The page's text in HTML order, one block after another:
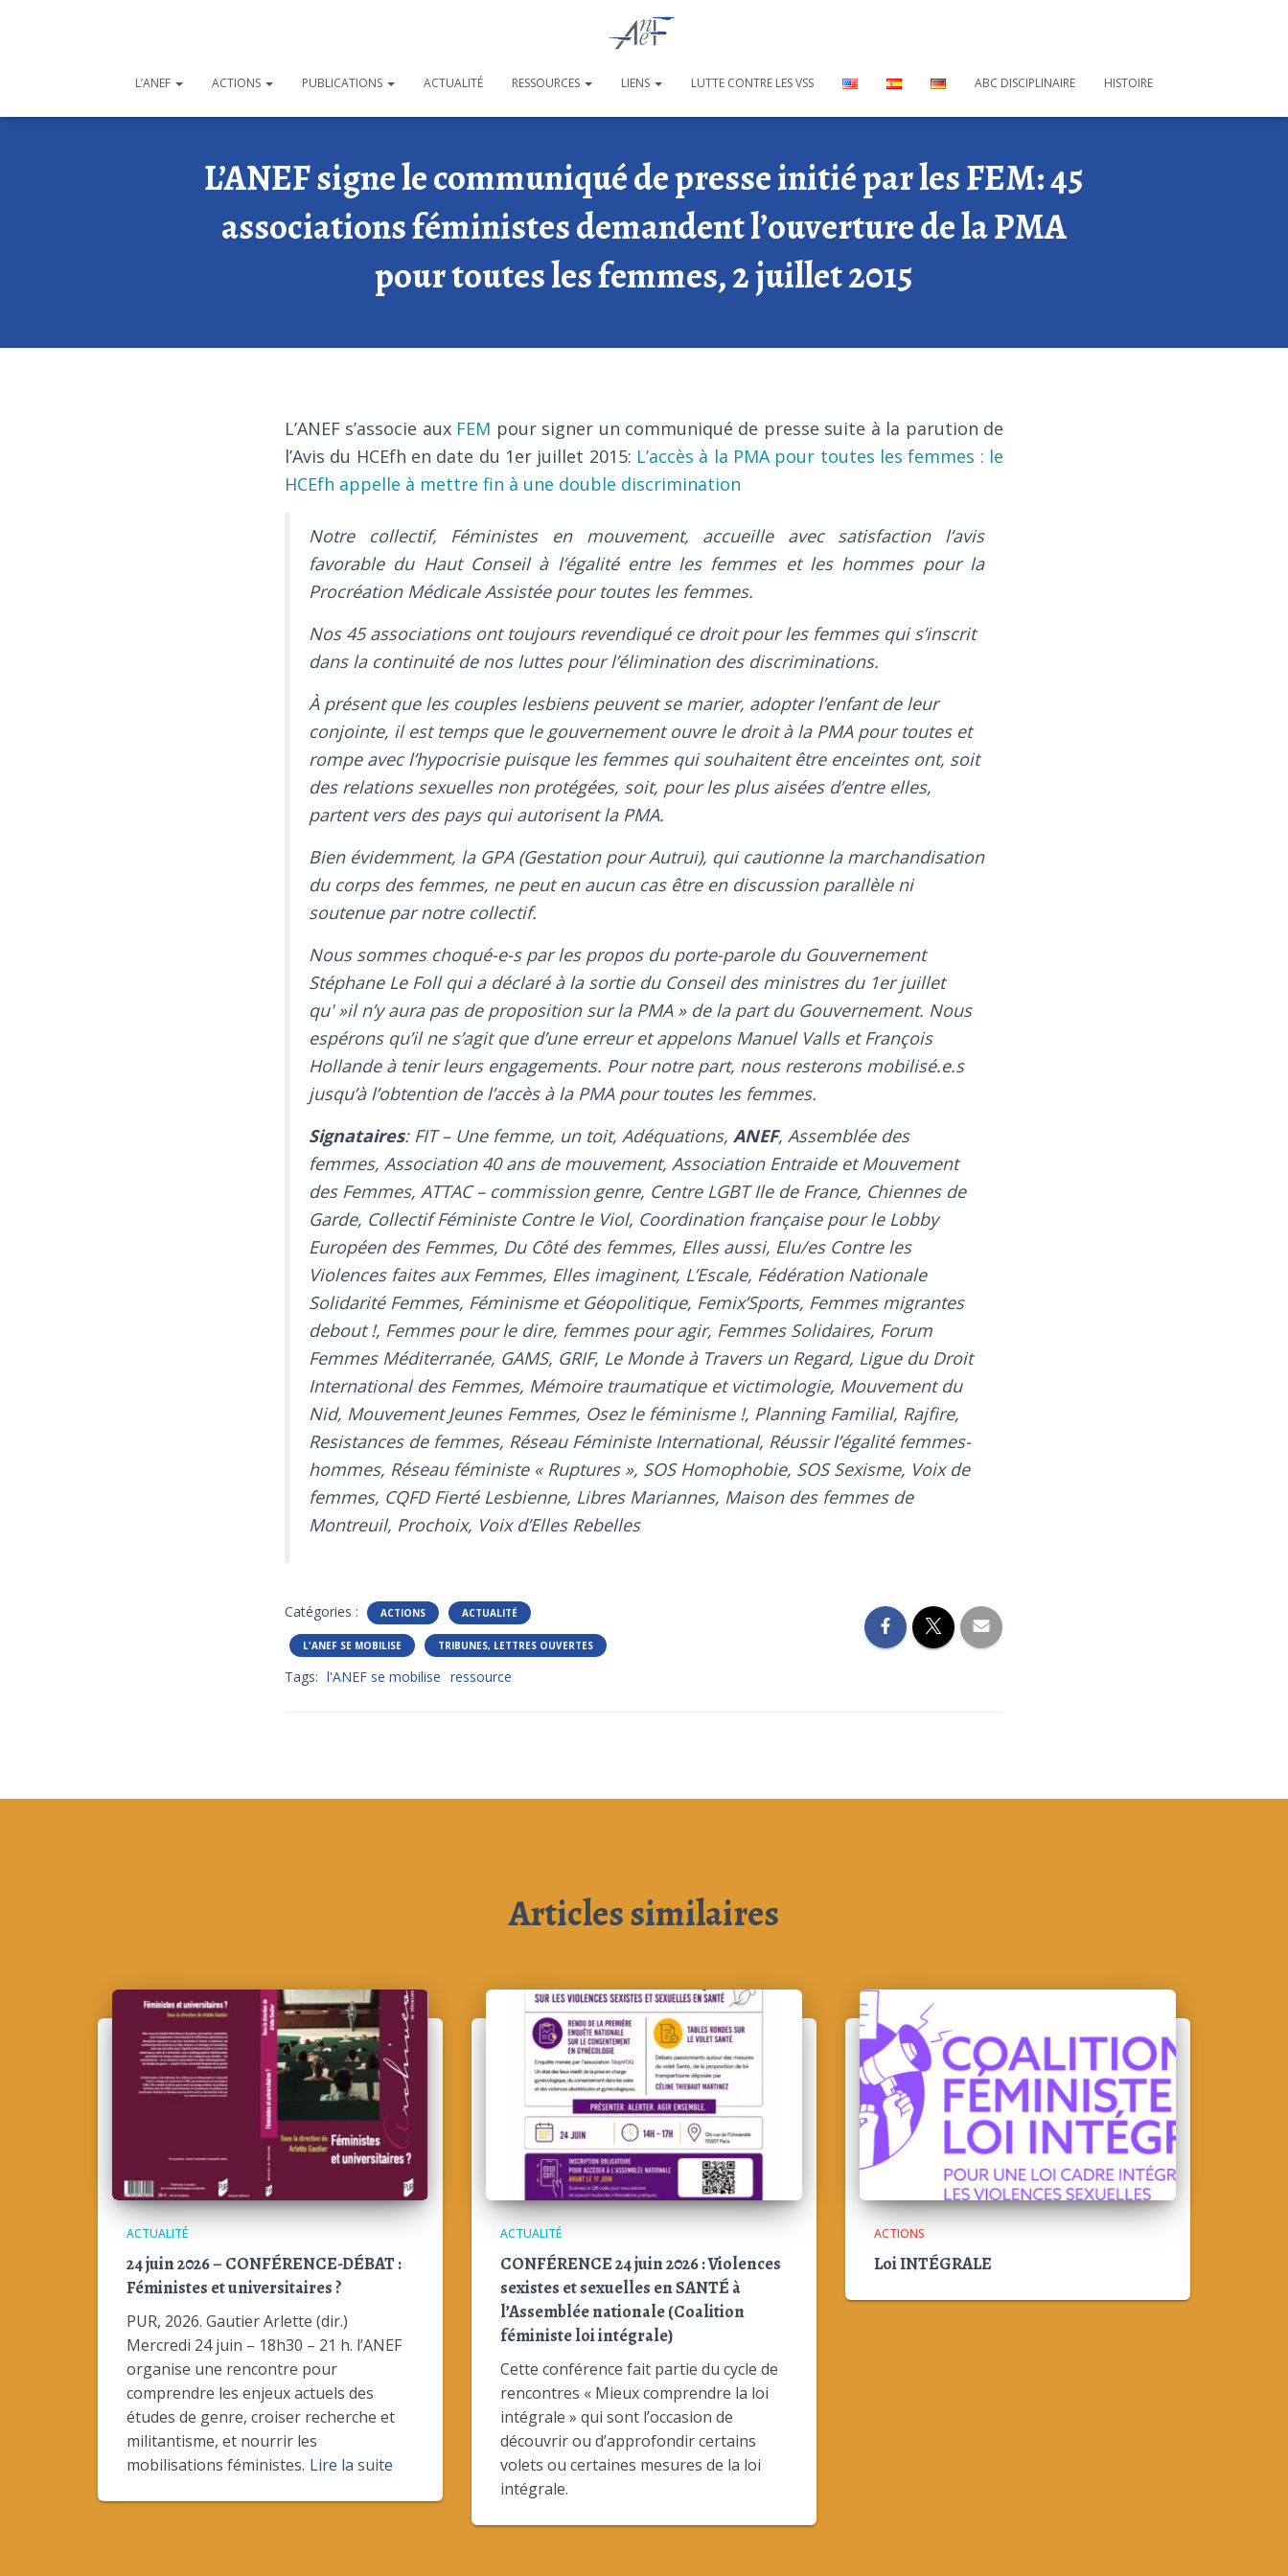
L’ANEF ACTIONS PUBLICATIONS ACTUALITÉ RESSOURCES LIENS LUTTE CONTRE LES VSS ABC DISCIPLINAIRE HISTOIRE
L’ANEF signe le communiqué de presse initié par les FEM: 45
associations féministes demandent l’ouverture de la PMA
pour toutes les femmes, 2 juillet 2015
L’ANEF s’associe aux FEM pour signer un communiqué de presse suite à la parution de
l’Avis du HCEfh en date du 1er juillet 2015: L’accès à la PMA pour toutes les femmes : le
HCEfh appelle à mettre fin à une double discrimination
Notre collectif, Féministes en mouvement, accueille avec satisfaction l’avis
favorable du Haut Conseil à l’égalité entre les femmes et les hommes pour la
Procréation Médicale Assistée pour toutes les femmes.
Nos 45 associations ont toujours revendiqué ce droit pour les femmes qui s’inscrit
dans la continuité de nos luttes pour l’élimination des discriminations.
À présent que les couples lesbiens peuvent se marier, adopter l’enfant de leur
conjointe, il est temps que le gouvernement ouvre le droit à la PMA pour toutes et
rompe avec l’hypocrisie puisque les femmes qui souhaitent être enceintes ont, soit
des relations sexuelles non protégées, soit, pour les plus aisées d’entre elles,
partent vers des pays qui autorisent la PMA.
Bien évidemment, la GPA (Gestation pour Autrui), qui cautionne la marchandisation
du corps des femmes, ne peut en aucun cas être en discussion parallèle ni
soutenue par notre collectif.
Nous sommes choqué-e-s par les propos du porte-parole du Gouvernement
Stéphane Le Foll qui a déclaré à la sortie du Conseil des ministres du 1er juillet
qu' »il n’y aura pas de proposition sur la PMA » de la part du Gouvernement. Nous
espérons qu’il ne s’agit que d’une erreur et appelons Manuel Valls et François
Hollande à tenir leurs engagements. Pour notre part, nous resterons mobilisé.e.s
jusqu’à l’obtention de l’accès à la PMA pour toutes les femmes.
Signataires: FIT – Une femme, un toit, Adéquations, ANEF, Assemblée des
femmes, Association 40 ans de mouvement, Association Entraide et Mouvement
des Femmes, ATTAC – commission genre, Centre LGBT Ile de France, Chiennes de
Garde, Collectif Féministe Contre le Viol, Coordination française pour le Lobby
Européen des Femmes, Du Côté des femmes, Elles aussi, Elu/es Contre les
Violences faites aux Femmes, Elles imaginent, L’Escale, Fédération Nationale
Solidarité Femmes, Féminisme et Géopolitique, Femix’Sports, Femmes migrantes
debout !, Femmes pour le dire, femmes pour agir, Femmes Solidaires, Forum
Femmes Méditerranée, GAMS, GRIF, Le Monde à Travers un Regard, Ligue du Droit
International des Femmes, Mémoire traumatique et victimologie, Mouvement du
Nid, Mouvement Jeunes Femmes, Osez le féminisme !, Planning Familial, Rajfire,
Resistances de femmes, Réseau Féministe International, Réussir l’égalité femmes-
hommes, Réseau féministe « Ruptures », SOS Homophobie, SOS Sexisme, Voix de
femmes, CQFD Fierté Lesbienne, Libres Mariannes, Maison des femmes de
Montreuil, Prochoix, Voix d’Elles Rebelles
Catégories : ACTIONS ACTUALITÉ
L'ANEF SE MOBILISE TRIBUNES, LETTRES OUVERTES
Tags: l'ANEF se mobilise ressource
Articles similaires
ACTUALITÉ
24 juin 2026 – CONFÉRENCE-DÉBAT :
Féministes et universitaires ?
PUR, 2026. Gautier Arlette (dir.)
Mercredi 24 juin – 18h30 – 21 h. l’ANEF
organise une rencontre pour
comprendre les enjeux actuels des
études de genre, croiser recherche et
militantisme, et nourrir les
mobilisations féministes. Lire la suite
ACTUALITÉ
CONFÉRENCE 24 juin 2026 : Violences
sexistes et sexuelles en SANTÉ à
l’Assemblée nationale (Coalition
féministe loi intégrale)
Cette conférence fait partie du cycle de
rencontres « Mieux comprendre la loi
intégrale » qui sont l’occasion de
découvrir ou d’approfondir certains
volets ou certaines mesures de la loi
intégrale.
ACTIONS
Loi INTÉGRALE